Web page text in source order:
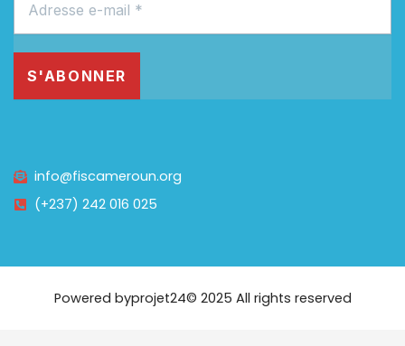
info@fiscameroun.org
(+237) 242 016 025
Powered byprojet24© 2025 All rights reserved